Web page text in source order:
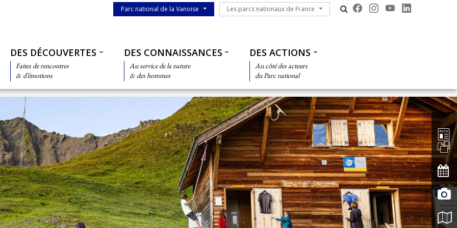
Menu du parc
Parc national de la Vanoise Les parcs nationaux de France
Les parcs nationaux de France
DES DÉCOUVERTES
Faites de rencontres
& d’émotions
DES CONNAISSANCES
Au service de la nature
& des hommes
DES ACTIONS
Au côté des acteurs
du Parc national
Barre